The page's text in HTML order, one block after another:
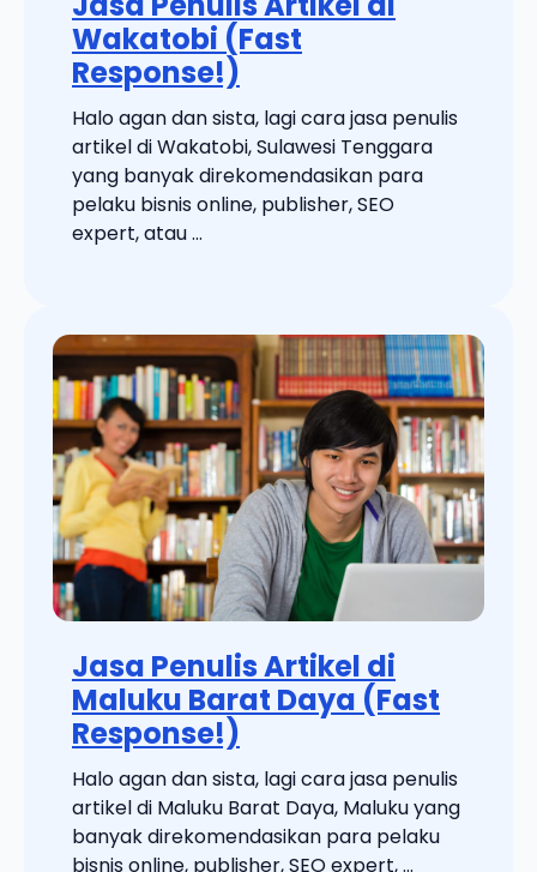
Wakatobi (Fast
Response!)
Halo agan dan sista, lagi cara jasa penulis
artikel di Wakatobi, Sulawesi Tenggara
yang banyak direkomendasikan para
pelaku bisnis online, publisher, SEO
expert, atau ...
Jasa Penulis Artikel di
Maluku Barat Daya (Fast
Response!)
Halo agan dan sista, lagi cara jasa penulis
artikel di Maluku Barat Daya, Maluku yang
banyak direkomendasikan para pelaku
bisnis online, publisher, SEO expert, ...